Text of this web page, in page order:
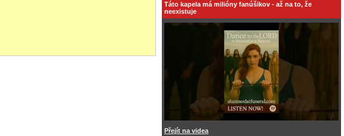
Táto kapela má milióny fanúšikov - až na to, že
neexistuje
Přejít na videa